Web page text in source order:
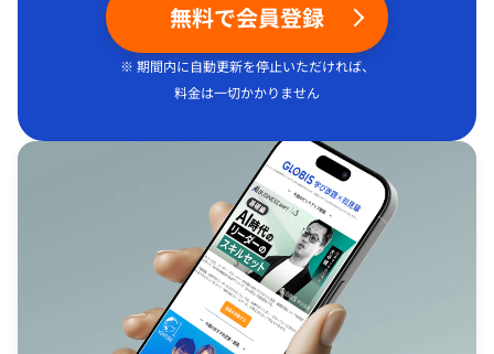
無料で会員登録
※ 期間内に自動更新を停止いただければ、
料金は一切かかりません